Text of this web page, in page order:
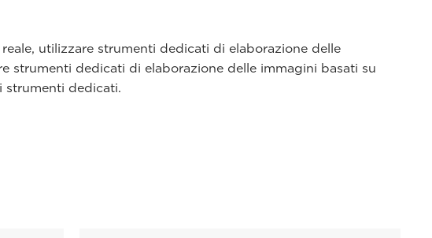
utilizzare strumenti dedicati di elaborazione delle
strumenti dedicati di elaborazione delle immagini basati su
strumenti dedicati.